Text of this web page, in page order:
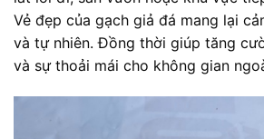
Vẻ đẹp của gạch giả đá mang lại
và tự nhiên. Đồng thời giúp tăng
và sự thoải mái cho không gian